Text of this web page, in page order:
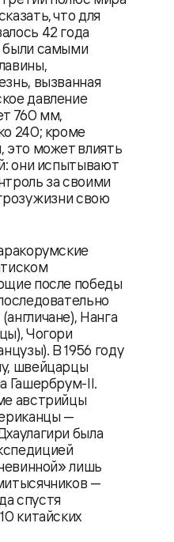
что для
42 года
были самыми
вызванная
давление
760 мм,
240; кроме
это может влиять
они испытывают
за своими
жизни свою
после победы
Нанга
Чогори
В 1956 году
швейцарцы
Гашербрум-II.
австрийцы
—
была
лишь
—
спустя
китайских